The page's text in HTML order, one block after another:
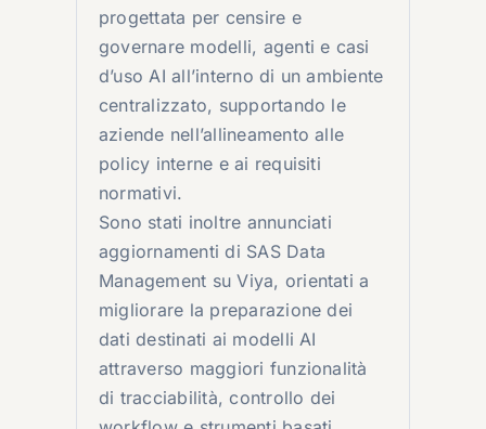
progettata per censire e
governare modelli, agenti e casi
d’uso AI all’interno di un ambiente
centralizzato, supportando le
aziende nell’allineamento alle
policy interne e ai requisiti
normativi.
Sono stati inoltre annunciati
aggiornamenti di SAS Data
Management su Viya, orientati a
migliorare la preparazione dei
dati destinati ai modelli AI
attraverso maggiori funzionalità
di tracciabilità, controllo dei